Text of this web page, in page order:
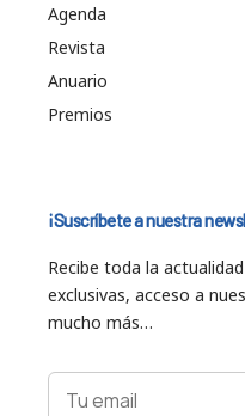
Agenda
Revista
Anuario
Premios
¡Suscríbete a nuestra
Recibe toda la
exclusivas, acceso a
mucho más…